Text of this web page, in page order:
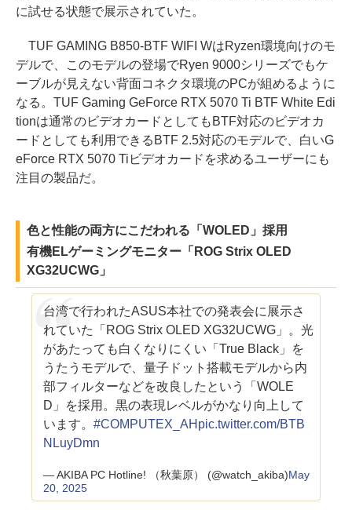
に試せる状態で展示されていた。
TUF GAMING B850-BTF WIFI WはRyzen環境向けのモ
デルで、このモデルの登場でRyen 9000シリーズでもケ
ーブルが見えない背面コネクタ環境のPCが組めるように
なる。TUF Gaming GeForce RTX 5070 Ti BTF White Edi
tionは通常のビデオカードとしてもBTF対応のビデオカ
ードとしても利用できるBTF 2.5対応のモデルで、白いG
eForce RTX 5070 Tiビデオカードを求めるユーザーにも
注目の製品だ。
色と性能の両方にこだわれる「WOLED」採用
有機ELゲーミングモニター「ROG Strix OLED
XG32UCWG」
台湾で行われたASUS本社での発表会に展示さ
れていた「ROG Strix OLED XG32UCWG」。光
があたっても白くなりにくい「True Black」を
うたうモデルで、量子ドット搭載モデルから内
部フィルターなどを改良したという「WOLE
D」を採用。黒の表現レベルがかなり向上して
います。#COMPUTEX_AH pic.twitter.com/BTB
NLuyDmn
— AKIBA PC Hotline! （秋葉原） (@watch_akiba)May
20, 2025